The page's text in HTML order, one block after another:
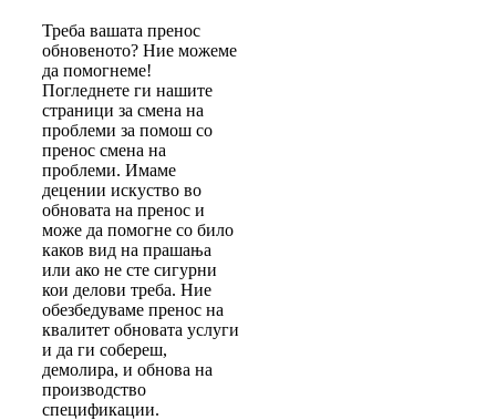
Треба вашата пренос
обновеното? Ние можеме
да помогнеме!
Погледнете ги нашите
страници за смена на
проблеми за помош со
пренос смена на
проблеми. Имаме
децении искуство во
обновата на пренос и
може да помогне со било
каков вид на прашања
или ако не сте сигурни
кои делови треба. Ние
обезбедуваме пренос на
квалитет обновата услуги
и да ги собереш,
демолира, и обнова на
производство
спецификации.